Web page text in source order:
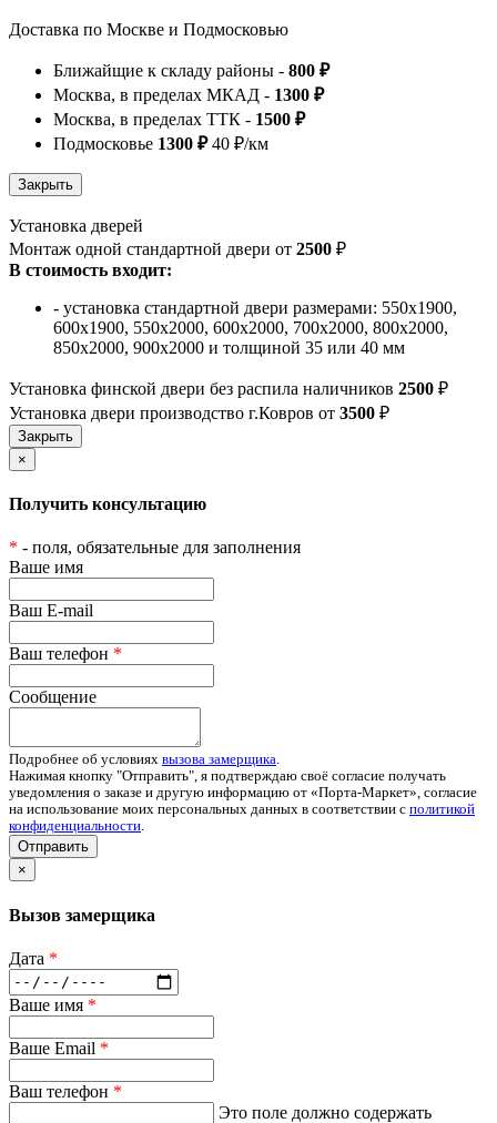
Доставка по Москве и Подмосковью
Ближайщие к складу районы - 800 ₽
Москва, в пределах МКАД - 1300 ₽
Москва, в пределах ТТК - 1500 ₽
Подмосковье 1300 ₽40 ₽/км
Установка дверей
Монтаж одной стандартной двери от 2500 ₽
В стоимость входит:
- установка стандартной двери размерами: 550х1900,
600х1900, 550х2000, 600х2000, 700х2000, 800х2000,
850х2000, 900х2000 и толщиной 35 или 40 мм
Установка финской двери без распила наличников 2500 ₽
Установка двери производство г.Ковров от 3500 ₽
×
Получить консультацию
* - поля, обязательные для заполнения
Ваше имя
Ваш E-mail
Ваш телефон *
Сообщение
Подробнее об условиях вызова замерщика.
Нажимая кнопку "Отправить", я подтверждаю своё согласие получать
уведомления о заказе и другую информацию от «Порта-Маркет», согласие
на использование моих персональных данных в соответствии с политикой
конфиденциальности.
Отправить
×
Вызов замерщика
Дата *
Ваше имя *
Ваше Email *
Ваш телефон *
Это поле должно содержать